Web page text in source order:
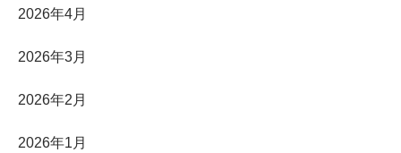
2026年4月
2026年3月
2026年2月
2026年1月